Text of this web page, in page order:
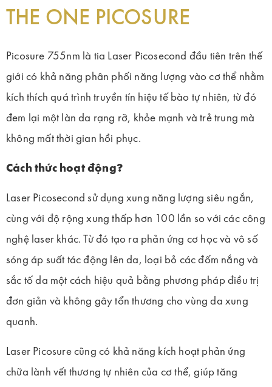
THE ONE PICOSURE
Picosure 755nm là tia Laser Picosecond đầu tiên trên thế
giới có khả năng phân phối năng lượng vào cơ thể nhằm
kích thích quá trình truyền tín hiệu tế bào tự nhiên, từ đó
đem lại một làn da rạng rỡ, khỏe mạnh và trẻ trung mà
không mất thời gian hồi phục.
Cách thức hoạt động?
Laser Picosecond sử dụng xung năng lượng siêu ngắn,
cùng với độ rộng xung thấp hơn 100 lần so với các công
nghệ laser khác. Từ đó tạo ra phản ứng cơ học và vô số
sóng áp suất tác động lên da, loại bỏ các đốm nắng và
sắc tố da một cách hiệu quả bằng phương pháp điều trị
đơn giản và không gây tổn thương cho vùng da xung
quanh.
Laser Picosure cũng có khả năng kích hoạt phản ứng
chữa lành vết thương tự nhiên của cơ thể, giúp tăng